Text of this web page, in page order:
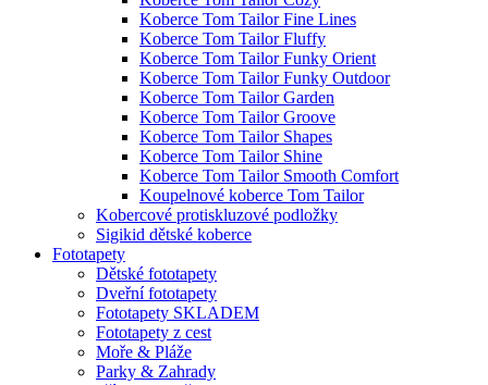
Koberce Tom Tailor Fine Lines
Koberce Tom Tailor Fluffy
Koberce Tom Tailor Funky Orient
Koberce Tom Tailor Funky Outdoor
Koberce Tom Tailor Garden
Koberce Tom Tailor Groove
Koberce Tom Tailor Shapes
Koberce Tom Tailor Shine
Koberce Tom Tailor Smooth Comfort
Koupelnové koberce Tom Tailor
Kobercové protiskluzové podložky
Sigikid dětské koberce
Fototapety
Dětské fototapety
Dveřní fototapety
Fototapety SKLADEM
Fototapety z cest
Moře & Pláže
Parky & Zahrady